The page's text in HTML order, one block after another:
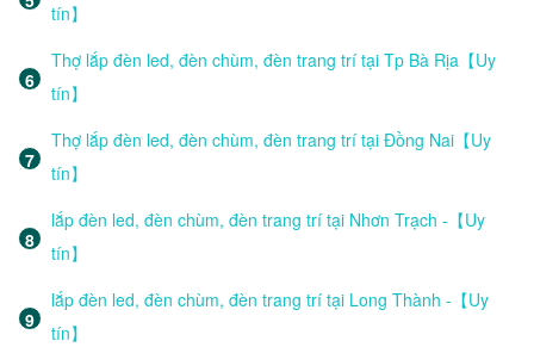
tín】
Thợ lắp đèn led, đèn chùm, đèn trang trí tại Tp Bà Rịa【Uy
tín】
Thợ lắp đèn led, đèn chùm, đèn trang trí tại Đồng Nai【Uy
tín】
lắp đèn led, đèn chùm, đèn trang trí tại Nhơn Trạch -【Uy
tín】
lắp đèn led, đèn chùm, đèn trang trí tại Long Thành -【Uy
tín】